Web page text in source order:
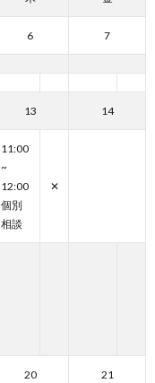
6 7
13 14
11:00
~
12:00
個別
相談
✕
20 21